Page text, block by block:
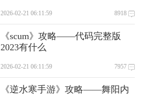
2026-02-21 06:11:59 8918
《scum》攻略——代码完整版
2023有什么
2026-02-21 06:11:59 7957
《逆水寒手游》攻略——舞阳内